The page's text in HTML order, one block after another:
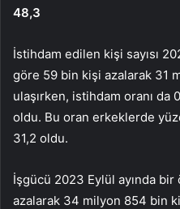
48,3
İstihdam edilen kişi sayısı
göre 59 bin kişi azalarak 31
ulaşırken, istihdam oranı da
oldu. Bu oran erkeklerde
31,2 oldu.
İşgücü 2023 Eylül ayında
azalarak 34 milyon 854 bin